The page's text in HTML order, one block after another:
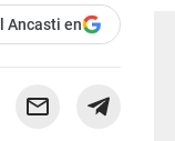
Ancasti en